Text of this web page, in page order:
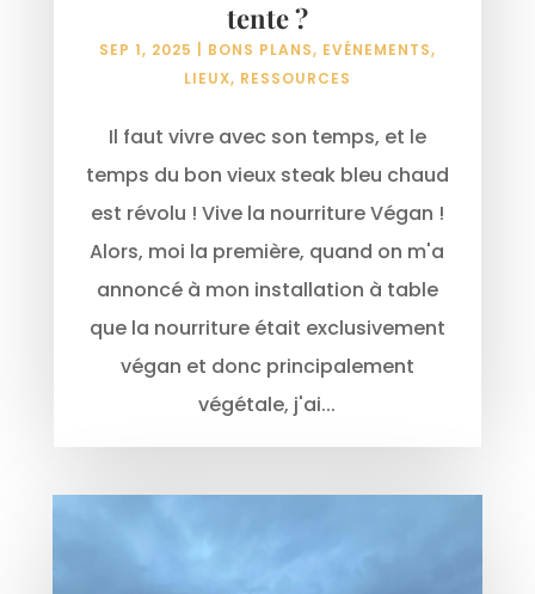
tente ?
SEP 1, 2025 BONS PLANS, EVÉNEMENTS,
LIEUX, RESSOURCES
Il faut vivre avec son temps, et le
temps du bon vieux steak bleu chaud
est révolu ! Vive la nourriture Végan !
Alors, moi la première, quand on m'a
annoncé à mon installation à table
que la nourriture était exclusivement
végan et donc principalement
végétale, j'ai...